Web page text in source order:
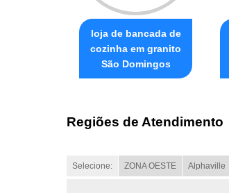
loja de bancada de
cozinha em granito
São Domingos
Regiões de Atendimento
Selecione: ZONA OESTE Alphaville